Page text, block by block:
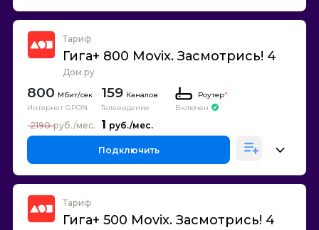
Тариф
Гига+ 800 Movix. Засмотрись! 4
Дом.ру
800
Интернет GPON
159 Каналов
Телевидение
Роутер*
Включен
1
2190
Подключить
Тариф
Гига+ 500 Movix. Засмотрись! 4